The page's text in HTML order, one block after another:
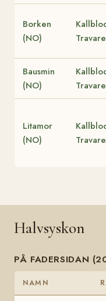
Borken
(NO)
Travare
Bausmin
(NO)
Travare
Litamor
(NO)
Travare
Halvsyskon
PÅ FADERSIDAN
NAMN